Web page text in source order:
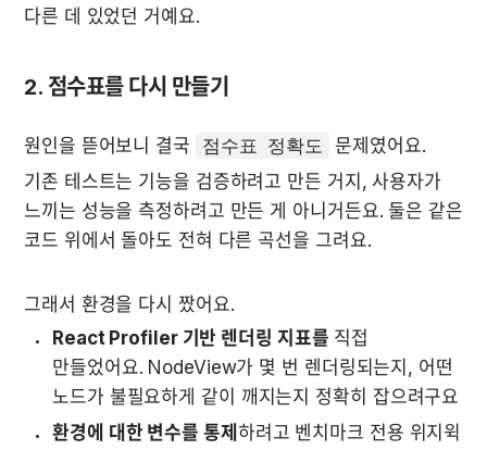
다른 데 있었던 거예요.
2. 점수표를 다시 만들기
원인을 뜯어보니 결국 점수표 정확도 문제였어요.
기존 테스트는 기능을 검증하려고 만든 거지, 사용자가
느끼는 성능을 측정하려고 만든 게 아니거든요. 둘은 같은
코드 위에서 돌아도 전혀 다른 곡선을 그려요.
그래서 환경을 다시 짰어요.
React Profiler 기반 렌더링 지표를 직접
만들었어요. NodeView가 몇 번 렌더링되는지, 어떤
노드가 불필요하게 같이 깨지는지 정확히 잡으려구요
환경에 대한 변수를 통제 하려고 벤치마크 전용 위지윅